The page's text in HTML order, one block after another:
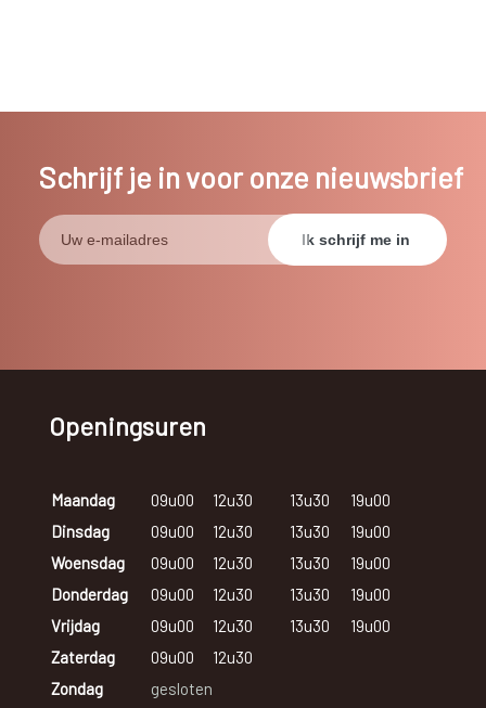
Schrijf je in voor onze nieuwsbrief
Openingsuren
Maandag 09u00 12u30 13u30
19u00
Dinsdag
09u00 12u30 13u30
19u00
Woensdag
09u00 12u30 13u30
19u00
Donderdag
09u00 12u30 13u30
19u00
Vrijdag
09u00 12u30 13u30
19u00
Zaterdag
09u00
12u30
Zondag
gesloten